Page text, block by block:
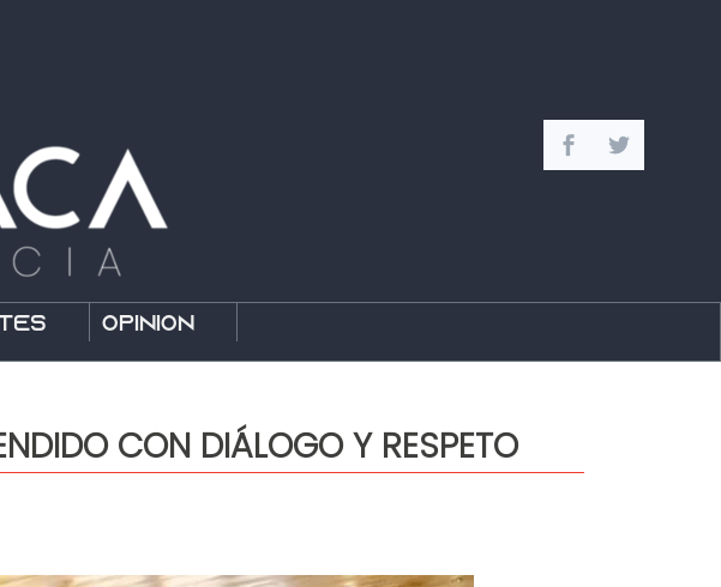
Opinión
CON DIÁLOGO Y RESPETO